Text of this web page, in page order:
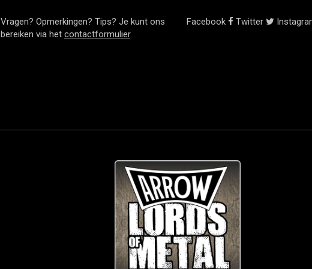
Vragen? Opmerkingen? Tips? Je kunt ons
bereiken via het contactformulier.
Facebook Twitter